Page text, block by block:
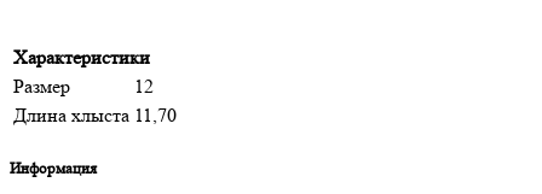
Характеристики
Размер
12
Длина хлыста 11,70
Информация